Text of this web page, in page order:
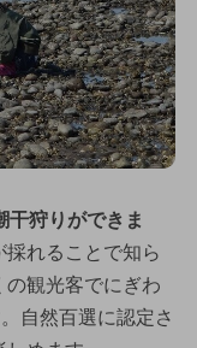
干狩りができま
れることで知ら
の観光客でにぎわ
自然百選に認定さ